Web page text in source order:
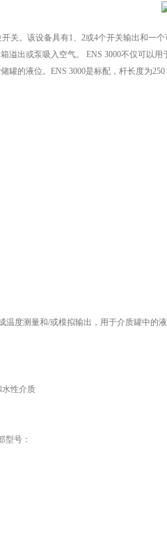
关。该设备具有1、2或4个开关输出和
溢出或泵吸入空气。 ENS 3000不仅可以
的液位。ENS 3000是标配，杆长度为
度测量和/或模拟输出，用于介质罐中的
水性介质
型号：